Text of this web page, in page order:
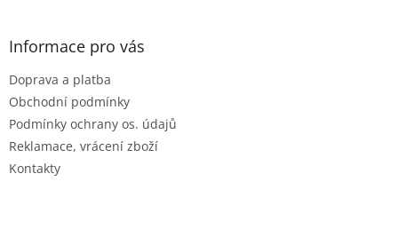
Informace pro vás
Doprava a platba
Obchodní podmínky
Podmínky ochrany os. údajů
Reklamace, vrácení zboží
Kontakty